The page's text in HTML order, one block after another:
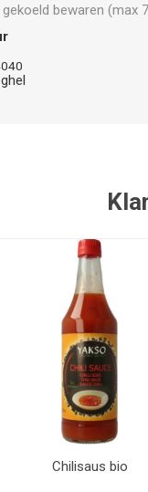
bewaren (max
Chilisaus bio